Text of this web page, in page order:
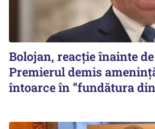
Bolojan, reacție înainte
Premierul demis
întoarce în ”fundătura din